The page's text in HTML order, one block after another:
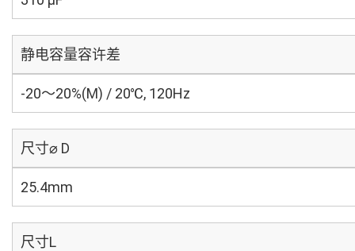
静电容量容许差
-20～20%(M) / 20℃, 120Hz
尺寸⌀ D
25.4mm
尺寸L